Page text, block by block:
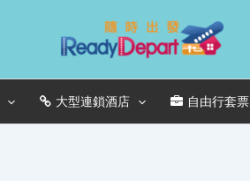
大型連鎖酒店 自由行套票